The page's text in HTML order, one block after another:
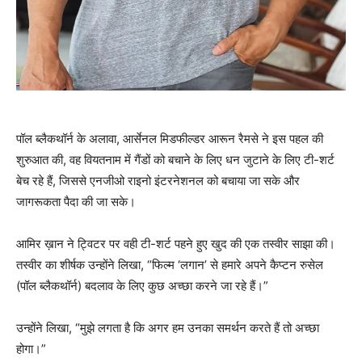
पॉल ब्लैकथॉर्न के अलावा, आर्सेनल मिडफील्डर आरून रैमसे ने इस पहल की
शुरुआत की, वह वियतनाम में गैंडों को बचाने के लिए धन जुटाने के लिए टी-शर्ट
बेच रहे हैं, जिससे एनजीओ राइनो इंटरनेशनल को बचाया जा सके और
जागरूकता पैदा की जा सके।
आमिर ख़ान ने ट्विटर पर वही टी-शर्ट पहने हुए खुद की एक तस्वीर साझा की।
तस्वीर का शीर्षक उन्होंने लिखा, “फिल्म ‘लगान’ से हमारे अपने कैप्टन रुसेल
(पॉल ब्लैकथॉर्न) बदलाव के लिए कुछ अच्छा करने जा रहे हैं।”
उन्होंने लिखा, “मुझे लगता है कि अगर हम उनका समर्थन करते हैं तो अच्छा
होगा।”